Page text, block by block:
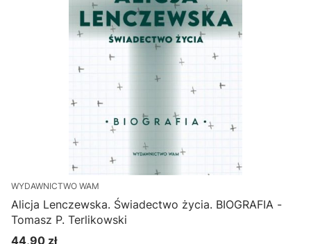
WYDAWNICTWO WAM
Alicja Lenczewska. Świadectwo życia. BIOGRAFIA -
Tomasz P. Terlikowski
44,90 zł